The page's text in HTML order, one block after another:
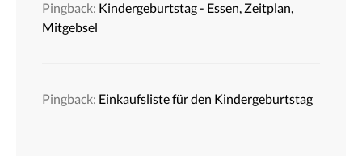
Pingback: Kindergeburtstag - Essen, Zeitplan,
Mitgebsel
Pingback: Einkaufsliste für den Kindergeburtstag